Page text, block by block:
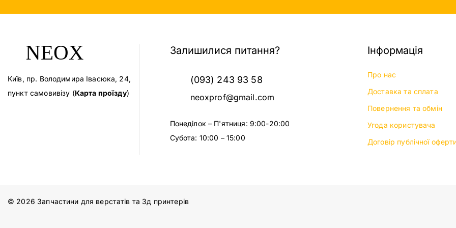
Київ, пр. Володимира Івасюка, 24,
пункт самовивізу (Карта проїзду)
Залишилися питання?
(093) 243 93 58
neoxprof@gmail.com
Понеділок – П'ятниця: 9:00-20:00
Субота: 10:00 – 15:00
Інформація
Про нас
Доставка та сплата
Повернення та обмін
Угода користувача
Договір публічної
© 2026 Запчастини для верстатів та 3д принтерів